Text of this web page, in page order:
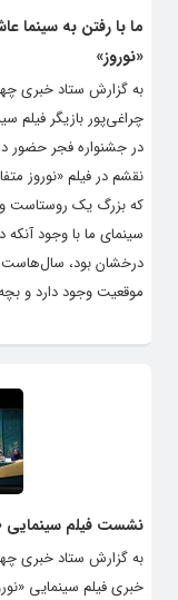
ما با رفتن به سینما
«نوروز»
به گزارش ستاد خبری
در جشنواره فجر حضور
نقشم در فیلم «نوروز
که بزرگ یک روستاست و
سینمای ما با وجود
درخشان بود، سال‌هاست
نشست فیلم سینمایی
به گزارش ستاد خبری